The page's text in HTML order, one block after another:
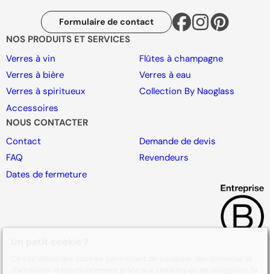
Formulaire de contact
NOS PRODUITS ET SERVICES
Verres à vin
Flûtes à champagne
Verres à bière
Verres à eau
Verres à spiritueux
Collection By Naoglass
Accessoires
NOUS CONTACTER
Contact
Demande de devis
FAQ
Revendeurs
Dates de fermeture